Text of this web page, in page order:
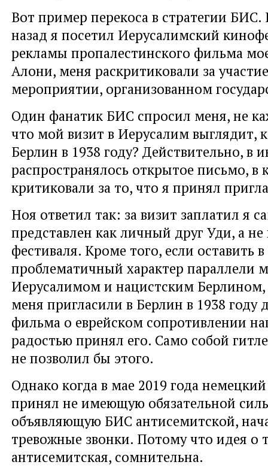
Вот пример перекоса в стратегии БИС.
назад я посетил Иерусалимский
рекламы пропалестинского фильма
Алони, меня раскритиковали за
мероприятии, организованном
Один фанатик БИС спросил меня, не
что мой визит в Иерусалим выглядит,
Берлин в 1938 году? Действительно, в
распространялось открытое письмо, в
критиковали за то, что я принял
Ноя ответил так: за визит заплатил я
представлен как личный друг Уди, а не
фестиваля. Кроме того, если оставить
проблематичный характер параллели
Иерусалимом и нацистским Берлином,
меня пригласили в Берлин в 1938 году
фильма о еврейском сопротивлении
радостью принял его. Само собой
не позволил бы этого.
Однако когда в мае 2019 года
принял не имеющую обязательной
объявляющую БИС антисемитской,
тревожные звонки. Потому что идея о
антисемитская, сомнительна.